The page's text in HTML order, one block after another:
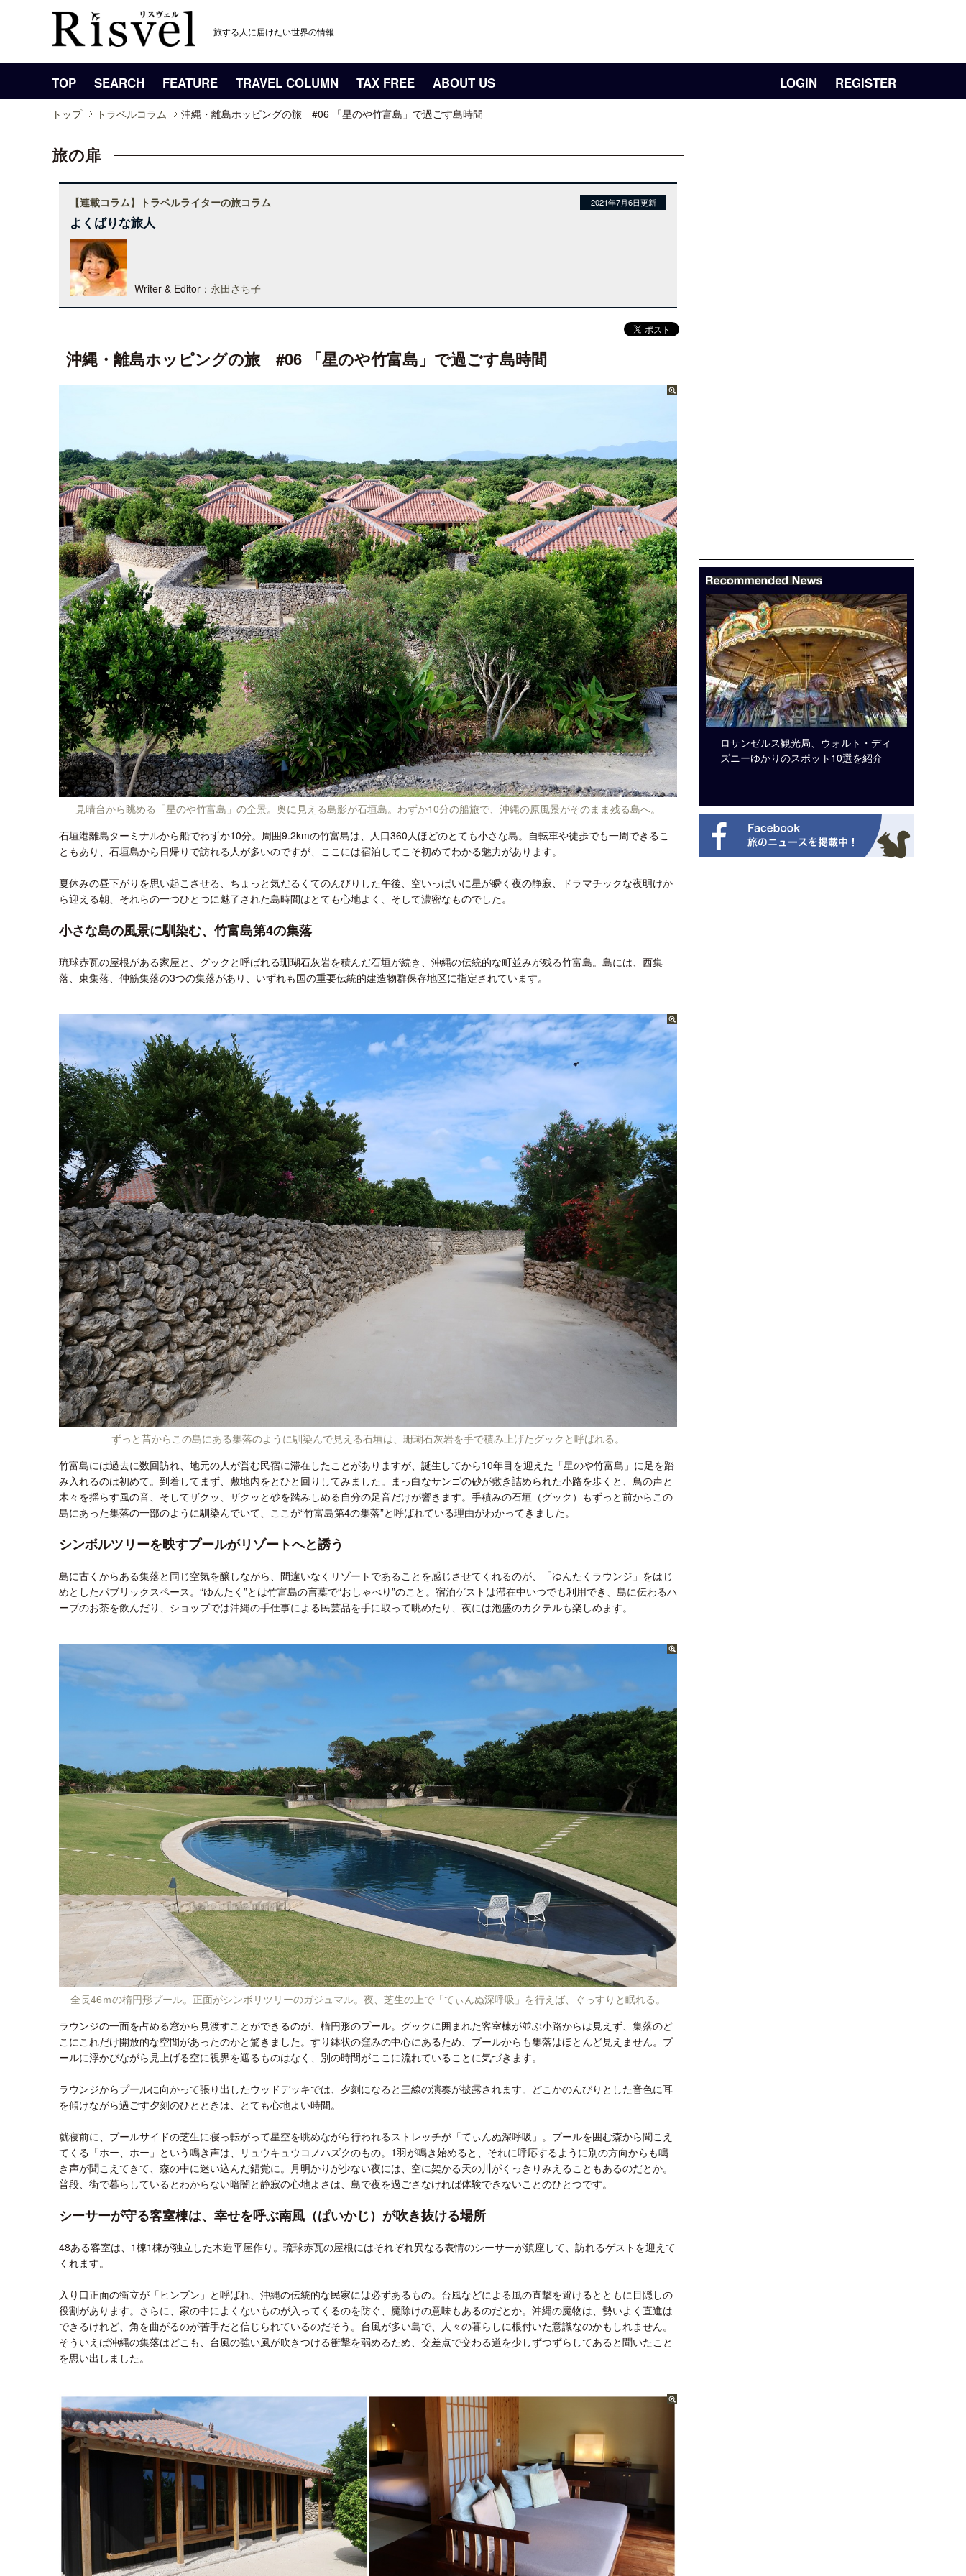
旅する人に届けたい世界の情報
TOP SEARCH FEATURE TRAVEL COLUMN TAX FREE ABOUT US LOGIN REGISTER
トップ トラベルコラム 沖縄・離島ホッピングの旅 #06 「星のや竹富島」で過ごす島時間
旅の扉
【連載コラム】トラベルライターの旅コラム 2021年7月6日更新
よくばりな旅人
Writer & Editor： 永田さち子
沖縄・離島ホッピングの旅 #06 「星のや竹富島」で過ごす島時間
見晴台から眺める「星のや竹富島」の全景。奥に見える島影が石垣島。わずか10分の船旅で、沖縄の原風景がそのまま残る島へ。
石垣港離島ターミナルから船でわずか10分。周囲9.2kmの竹富島は、人口360人ほどのとても小さな島。自転車や徒歩でも一周できるこ
ともあり、石垣島から日帰りで訪れる人が多いのですが、ここには宿泊してこそ初めてわかる魅力があります。
夏休みの昼下がりを思い起こさせる、ちょっと気だるくてのんびりした午後、空いっぱいに星が瞬く夜の静寂、ドラマチックな夜明けか
ら迎える朝、それらの一つひとつに魅了された島時間はとても心地よく、そして濃密なものでした。
小さな島の風景に馴染む、竹富島第4の集落
琉球赤瓦の屋根がある家屋と、グックと呼ばれる珊瑚石灰岩を積んだ石垣が続き、沖縄の伝統的な町並みが残る竹富島。島には、西集
落、東集落、仲筋集落の3つの集落があり、いずれも国の重要伝統的建造物群保存地区に指定されています。
ずっと昔からこの島にある集落のように馴染んで見える石垣は、珊瑚石灰岩を手で積み上げたグックと呼ばれる。
竹富島には過去に数回訪れ、地元の人が営む民宿に滞在したことがありますが、誕生してから10年目を迎えた「星のや竹富島」に足を踏
み入れるのは初めて。到着してまず、敷地内をとひと回りしてみました。まっ白なサンゴの砂が敷き詰められた小路を歩くと、鳥の声と
木々を揺らす風の音、そしてザクッ、ザクッと砂を踏みしめる自分の足音だけが響きます。手積みの石垣（グック）もずっと前からこの
島にあった集落の一部のように馴染んでいて、ここが“竹富島第4の集落”と呼ばれている理由がわかってきました。
シンボルツリーを映すプールがリゾートへと誘う
島に古くからある集落と同じ空気を醸しながら、間違いなくリゾートであることを感じさせてくれるのが、「ゆんたくラウンジ」をはじ
めとしたパブリックスペース。“ゆんたく”とは竹富島の言葉で“おしゃべり”のこと。宿泊ゲストは滞在中いつでも利用でき、島に伝わるハ
ーブのお茶を飲んだり、ショップでは沖縄の手仕事による民芸品を手に取って眺めたり、夜には泡盛のカクテルも楽しめます。
全長46ｍの楕円形プール。正面がシンボリツリーのガジュマル。夜、芝生の上で「てぃんぬ深呼吸」を行えば、ぐっすりと眠れる。
ラウンジの一面を占める窓から見渡すことができるのが、楕円形のプール。グックに囲まれた客室棟が並ぶ小路からは見えず、集落のど
こにこれだけ開放的な空間があったのかと驚きました。すり鉢状の窪みの中心にあるため、プールからも集落はほとんど見えません。プ
ールに浮かびながら見上げる空に視界を遮るものはなく、別の時間がここに流れていることに気づきます。
ラウンジからプールに向かって張り出したウッドデッキでは、夕刻になると三線の演奏が披露されます。どこかのんびりとした音色に耳
を傾けながら過ごす夕刻のひとときは、とても心地よい時間。
就寝前に、プールサイドの芝生に寝っ転がって星空を眺めながら行われるストレッチが「てぃんぬ深呼吸」。プールを囲む森から聞こえ
てくる「ホー、ホー」という鳴き声は、リュウキュウコノハズクのもの。1羽が鳴き始めると、それに呼応するように別の方向からも鳴
き声が聞こえてきて、森の中に迷い込んだ錯覚に。月明かりが少ない夜には、空に架かる天の川がくっきりみえることもあるのだとか。
普段、街で暮らしているとわからない暗闇と静寂の心地よさは、島で夜を過ごさなければ体験できないことのひとつです。
シーサーが守る客室棟は、幸せを呼ぶ南風（ぱいかじ）が吹き抜ける場所
48ある客室は、1棟1棟が独立した木造平屋作り。琉球赤瓦の屋根にはそれぞれ異なる表情のシーサーが鎮座して、訪れるゲストを迎えて
くれます。
入り口正面の衝立が「ヒンプン」と呼ばれ、沖縄の伝統的な民家には必ずあるもの。台風などによる風の直撃を避けるとともに目隠しの
役割があります。さらに、家の中によくないものが入ってくるのを防ぐ、魔除けの意味もあるのだとか。沖縄の魔物は、勢いよく直進は
できるけれど、角を曲がるのが苦手だと信じられているのだそう。台風が多い島で、人々の暮らしに根付いた意識なのかもしれません。
そういえば沖縄の集落はどこも、台風の強い風が吹きつける衝撃を弱めるため、交差点で交わる道を少しずつずらしてあると聞いたこと
を思い出しました。
開業50周年に合わせ「ザ ビュッフェ
アット ハイアット」のメニューを刷
新
クアロア・ランチ、新予約システム導
入のお知らせ
ロサンゼルス観光局、ウォルト・ディ
ズニーゆかりのスポット10選を紹介